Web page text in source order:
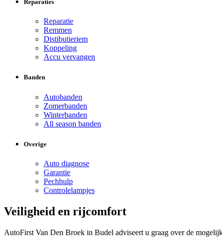
Reparaties
Reparatie
Remmen
Distibutieriem
Koppeling
Accu vervangen
Banden
Autobanden
Zomerbanden
Winterbanden
All season banden
Overige
Auto diagnose
Garantie
Pechhulp
Controlelampjes
Veiligheid en rijcomfort
AutoFirst Van Den Broek in Budel adviseert u graag over de